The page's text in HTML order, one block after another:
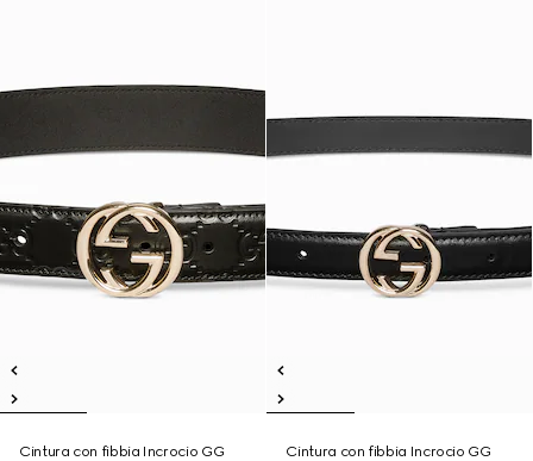
Cintura con fibbia Incrocio GG
Cintura con fibbia Incrocio GG